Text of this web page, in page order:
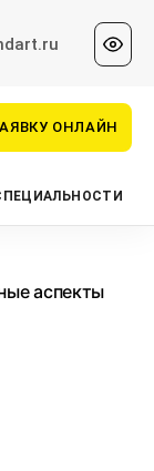
ОНЛАЙН
аспекты